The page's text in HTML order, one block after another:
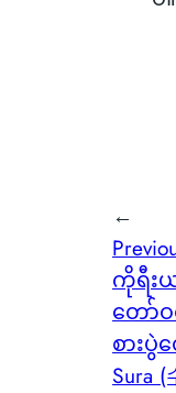
←
ကိုရီး
တော်
စားပွဲ
Sura (